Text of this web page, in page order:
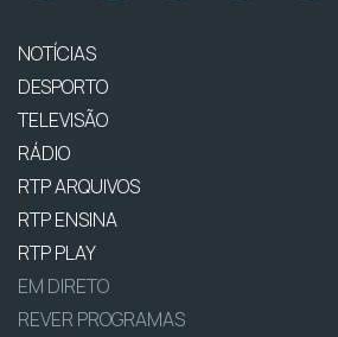
NOTÍCIAS
DESPORTO
TELEVISÃO
RÁDIO
RTP ARQUIVOS
RTP ENSINA
RTP PLAY
EM DIRETO
REVER PROGRAMAS